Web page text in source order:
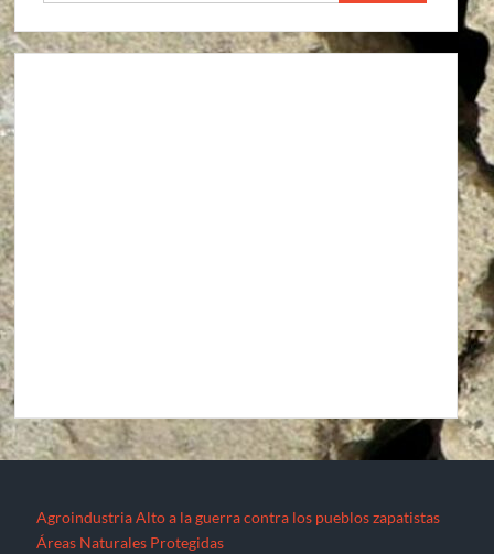
Agroindustria Alto a la guerra contra los pueblos zapatistas
Áreas Naturales Protegidas